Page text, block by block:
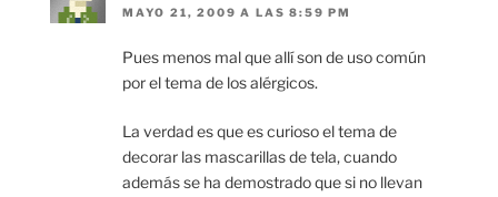
MAYO 21, 2009 A LAS 8:59 PM
Pues menos mal que allí son de uso común
por el tema de los alérgicos.
La verdad es que es curioso el tema de
decorar las mascarillas de tela, cuando
además se ha demostrado que si no llevan